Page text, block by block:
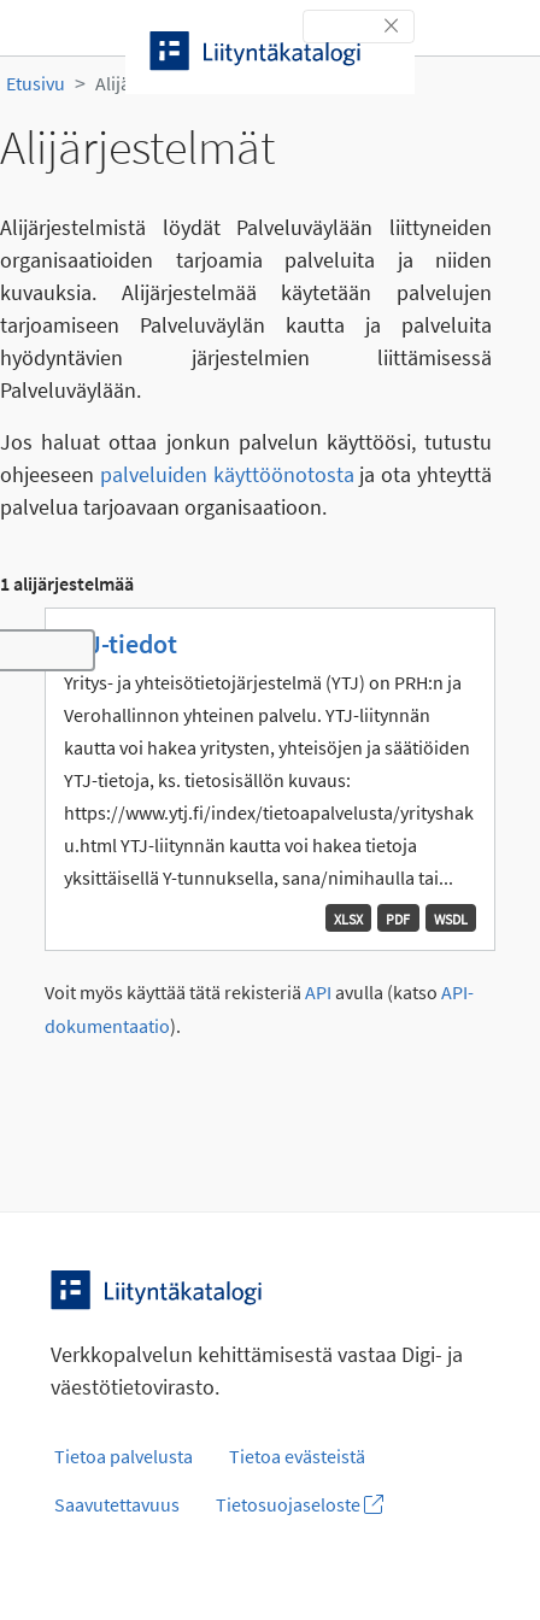
Toggle navigation
Etusivu Alijärjestelmät
Alijärjestelmät
Alijärjestelmistä löydät Palveluväylään liittyneiden
organisaatioiden tarjoamia palveluita ja niiden
kuvauksia. Alijärjestelmää käytetään palvelujen
tarjoamiseen Palveluväylän kautta ja palveluita
hyödyntävien järjestelmien liittämisessä
Palveluväylään.
Jos haluat ottaa jonkun palvelun käyttöösi, tutustu
ohjeeseen palveluiden käyttöönotosta ja ota yhteyttä
palvelua tarjoavaan organisaatioon.
1 alijärjestelmää
Toggle navigation
YTJ-tiedot
Yritys- ja yhteisötietojärjestelmä (YTJ) on PRH:n ja
Verohallinnon yhteinen palvelu. YTJ-liitynnän
kautta voi hakea yritysten, yhteisöjen ja säätiöiden
YTJ-tietoja, ks. tietosisällön kuvaus:
https://www.ytj.fi/index/tietoapalvelusta/yrityshak
u.html YTJ-liitynnän kautta voi hakea tietoja
yksittäisellä Y-tunnuksella, sana/nimihaulla tai...
WSDL
PDF
XLSX
Voit myös käyttää tätä rekisteriä API avulla (katso API-
dokumentaatio).
Verkkopalvelun kehittämisestä vastaa Digi- ja
väestötietovirasto.
Tietoa palvelusta
Tietoa evästeistä
Saavutettavuus
Tietosuojaseloste